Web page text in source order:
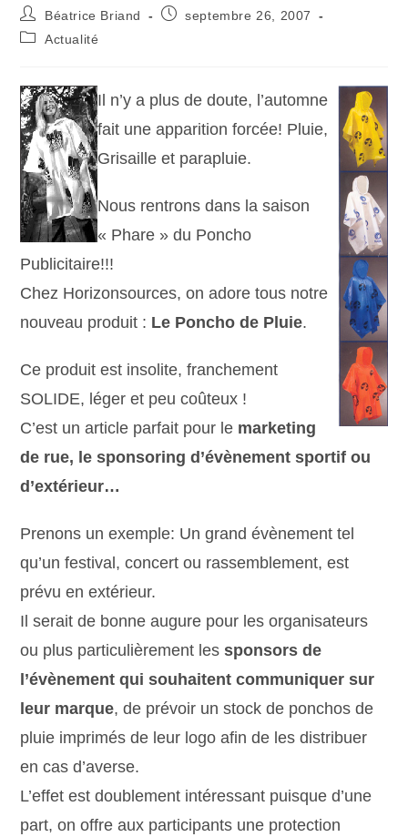
Béatrice Briand
septembre 26, 2007
Actualité
Il n’y a plus de doute, l’automne
fait une apparition forcée! Pluie,
Grisaille et parapluie.
Nous rentrons dans la saison
« Phare » du Poncho
Publicitaire!!!
Chez Horizonsources, on adore tous notre
nouveau produit : Le Poncho de Pluie.
Ce produit est insolite, franchement
SOLIDE, léger et peu coûteux !
C’est un article parfait pour le marketing
de rue, le sponsoring d’évènement sportif ou
d’extérieur…
Prenons un exemple: Un grand évènement tel
qu’un festival, concert ou rassemblement, est
prévu en extérieur.
Il serait de bonne augure pour les organisateurs
ou plus particulièrement lessponsors de
l’évènement qui souhaitent communiquer sur
leur marque, de prévoir un stock de ponchos de
pluie imprimés de leur logo afin de les distribuer
en cas d’averse.
L’effet est doublement intéressant puisque d’une
part, on offre aux participants une protection